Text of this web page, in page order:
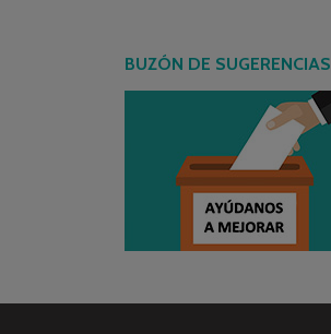
BUZÓN DE SUGERENCIAS